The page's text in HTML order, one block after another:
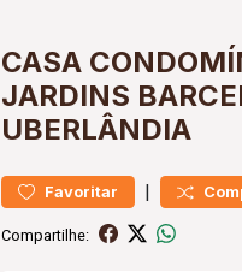
CASA
JARDINS
UBERLÂNDIA
Favoritar |
Compartilhe: